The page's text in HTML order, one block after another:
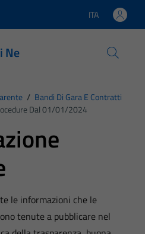
Lingua attiva:
ITA
Ne
/ Bandi Di Gara E Contratti
Dal 01/01/2024
le informazioni che le
tenute a pubblicare nel